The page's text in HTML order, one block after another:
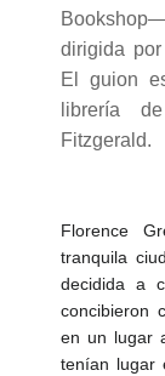
dirigida
El guion
librería
Fitzgerald.
Florence
tranquila
decidida a
concibieron
en un lugar
tenían lugar